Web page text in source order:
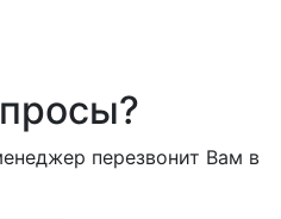
перезвонит Вам в